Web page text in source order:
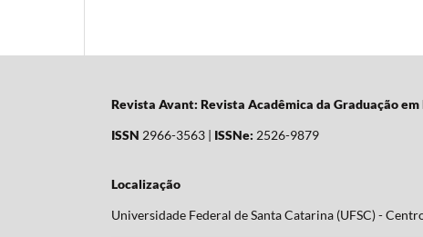
Revista Avant: Revista Acadêmica da Graduação em
ISSN 2966-3563 | ISSNe: 2526-9879
Localização
Universidade Federal de Santa Catarina (UFSC) -